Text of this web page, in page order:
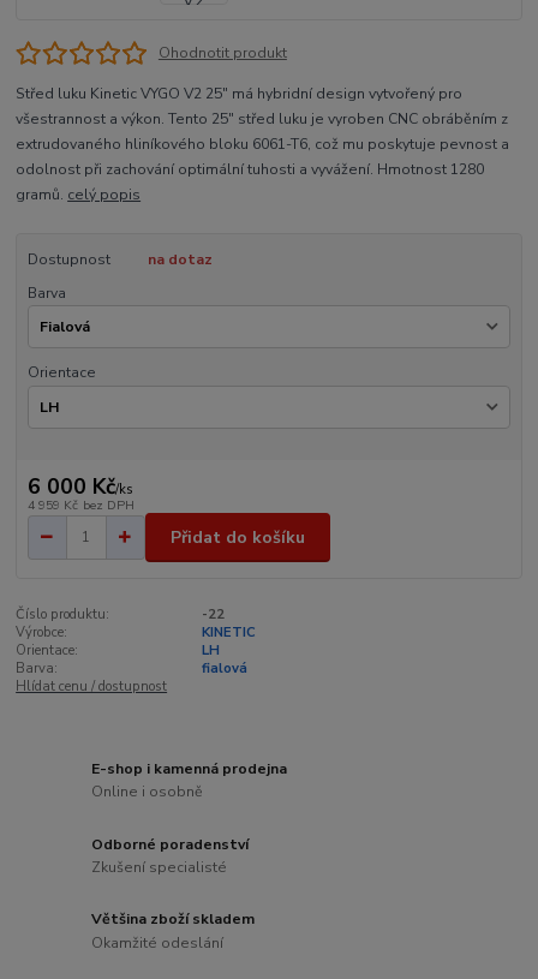
Ohodnotit produkt
Střed luku Kinetic VYGO V2 25" má hybridní design vytvořený pro
všestrannost a výkon. Tento 25" střed luku je vyroben CNC obráběním z
extrudovaného hliníkového bloku 6061-T6, což mu poskytuje pevnost a
odolnost při zachování optimální tuhosti a vyvážení. Hmotnost 1280
gramů. celý popis
Dostupnost
na dotaz
Barva
Orientace
6 000 Kč/ks
4 959 Kč bez DPH
Přidat do košíku
Číslo produktu:
-22
Výrobce:
KINETIC
Orientace:
LH
Barva:
fialová
Hlídat cenu / dostupnost
E-shop i kamenná prodejna
Online i osobně
Odborné poradenství
Zkušení specialisté
Většina zboží skladem
Okamžité odeslání